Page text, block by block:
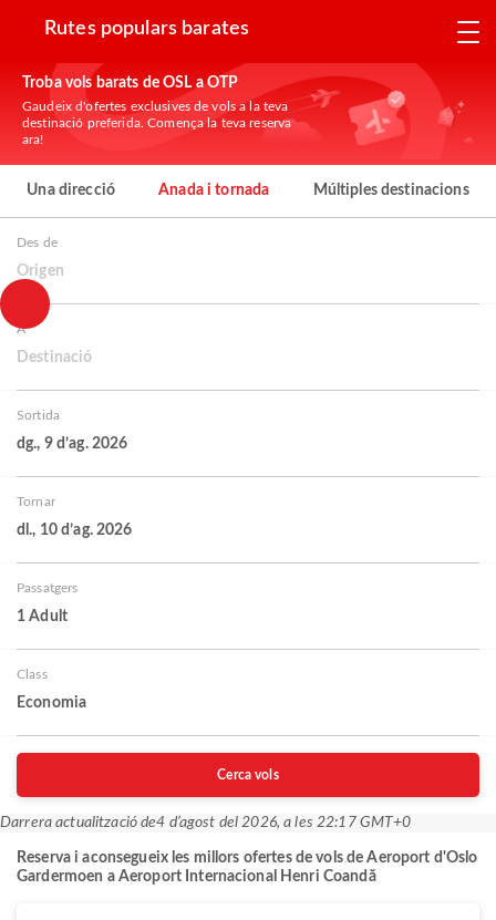
Rutes populars barates
Troba vols barats de OSL a OTP
Gaudeix d'ofertes exclusives de vols a la teva
destinació preferida. Comença la teva reserva
ara!
Una direcció Anada i tornada Múltiples destinacions
Des de
Origen
A
Destinació
Sortida
dg., 9 d’ag. 2026
Tornar
dl., 10 d’ag. 2026
Passatgers
1 Adult
Class
Economia
Cerca vols
Darrera actualització de4 d’agost del 2026, a les 22:17 GMT+0
Reserva i aconsegueix les millors ofertes de vols de Aeroport d'Oslo
Gardermoen a Aeroport Internacional Henri Coandă